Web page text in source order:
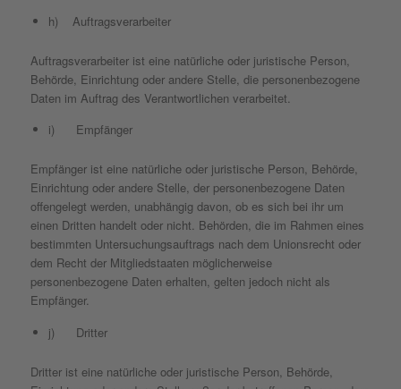
h) Auftragsverarbeiter
Auftragsverarbeiter ist eine natürliche oder juristische Person,
Behörde, Einrichtung oder andere Stelle, die personenbezogene
Daten im Auftrag des Verantwortlichen verarbeitet.
i) Empfänger
Empfänger ist eine natürliche oder juristische Person, Behörde,
Einrichtung oder andere Stelle, der personenbezogene Daten
offengelegt werden, unabhängig davon, ob es sich bei ihr um
einen Dritten handelt oder nicht. Behörden, die im Rahmen eines
bestimmten Untersuchungsauftrags nach dem Unionsrecht oder
dem Recht der Mitgliedstaaten möglicherweise
personenbezogene Daten erhalten, gelten jedoch nicht als
Empfänger.
j) Dritter
Dritter ist eine natürliche oder juristische Person, Behörde,